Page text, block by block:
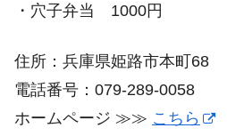
・穴子弁当 1000円
住所：兵庫県姫路市本町68
電話番号：079-289-0058
ホームページ ≫≫ こちら